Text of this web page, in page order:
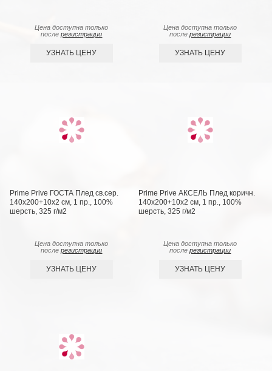
Цена доступна только
послерегистрации
УЗНАТЬ ЦЕНУ
Цена доступна только
послерегистрации
УЗНАТЬ ЦЕНУ
Prime Prive ГОСТА Плед св.сер.
140х200+10х2 см, 1 пр., 100%
шерсть, 325 г/м2
Цена доступна только
послерегистрации
УЗНАТЬ ЦЕНУ
Prime Prive АКСЕЛЬ Плед коричн.
140х200+10х2 см, 1 пр., 100%
шерсть, 325 г/м2
Цена доступна только
послерегистрации
УЗНАТЬ ЦЕНУ